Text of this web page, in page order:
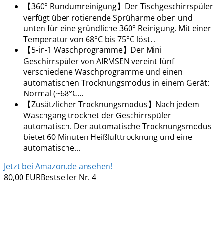
【360° Rundumreinigung】Der Tischgeschirrspüler
verfügt über rotierende Sprüharme oben und
unten für eine gründliche 360° Reinigung. Mit einer
Temperatur von 68°C bis 75°C löst...
【5-in-1 Waschprogramme】Der Mini
Geschirrspüler von AIRMSEN vereint fünf
verschiedene Waschprogramme und einen
automatischen Trocknungsmodus in einem Gerät:
Normal (~68°C...
【Zusätzlicher Trocknungsmodus】Nach jedem
Waschgang trocknet der Geschirrspüler
automatisch. Der automatische Trocknungsmodus
bietet 60 Minuten Heißlufttrocknung und eine
automatische...
Jetzt bei Amazon.de ansehen!
80,00 EURBestseller Nr. 4